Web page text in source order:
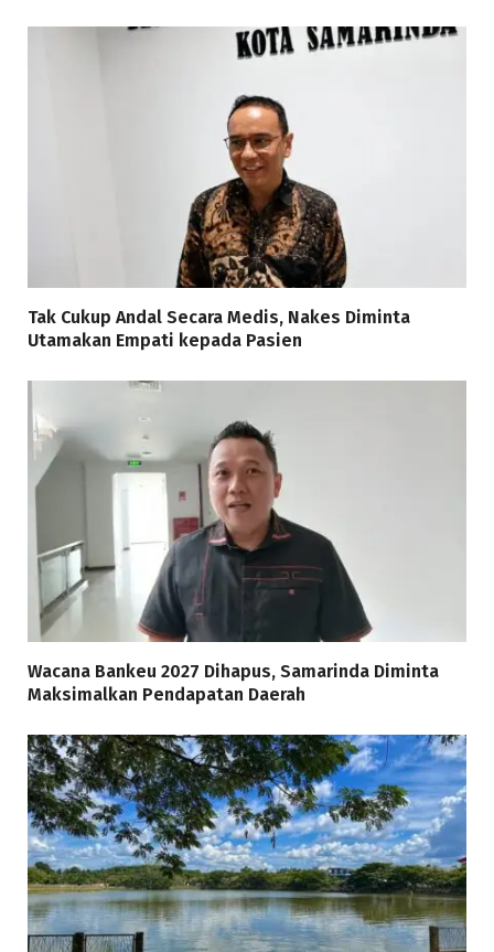
Tak Cukup Andal Secara Medis, Nakes Diminta
Utamakan Empati kepada Pasien
Wacana Bankeu 2027 Dihapus, Samarinda Diminta
Maksimalkan Pendapatan Daerah